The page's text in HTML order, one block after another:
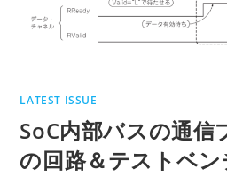
LATEST ISSUE
SoC内部バスの通信
の回路＆テストベ